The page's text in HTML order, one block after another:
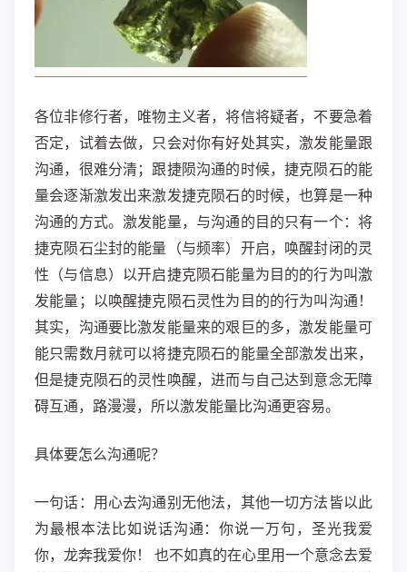
各位非修行者，唯物主义者，将信将疑者，不要急着
否定，试着去做，只会对你有好处其实，激发能量跟
沟通，很难分清；跟捷陨沟通的时候，捷克陨石的能
量会逐渐激发出来激发捷克陨石的时候，也算是一种
沟通的方式。激发能量，与沟通的目的只有一个：将
捷克陨石尘封的能量（与频率）开启，唤醒封闭的灵
性（与信息）以开启捷克陨石能量为目的的行为叫激
发能量；以唤醒捷克陨石灵性为目的的行为叫沟通！
其实，沟通要比激发能量来的艰巨的多，激发能量可
能只需数月就可以将捷克陨石的能量全部激发出来，
但是捷克陨石的灵性唤醒，进而与自己达到意念无障
碍互通，路漫漫，所以激发能量比沟通更容易。
具体要怎么沟通呢？
一句话：用心去沟通别无他法，其他一切方法皆以此
为最根本法比如说话沟通：你说一万句，圣光我爱
你，龙奔我爱你！ 也不如真的在心里用一个意念去爱